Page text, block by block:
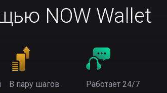
NOW Wallet
В пару шагов Работает 24/7